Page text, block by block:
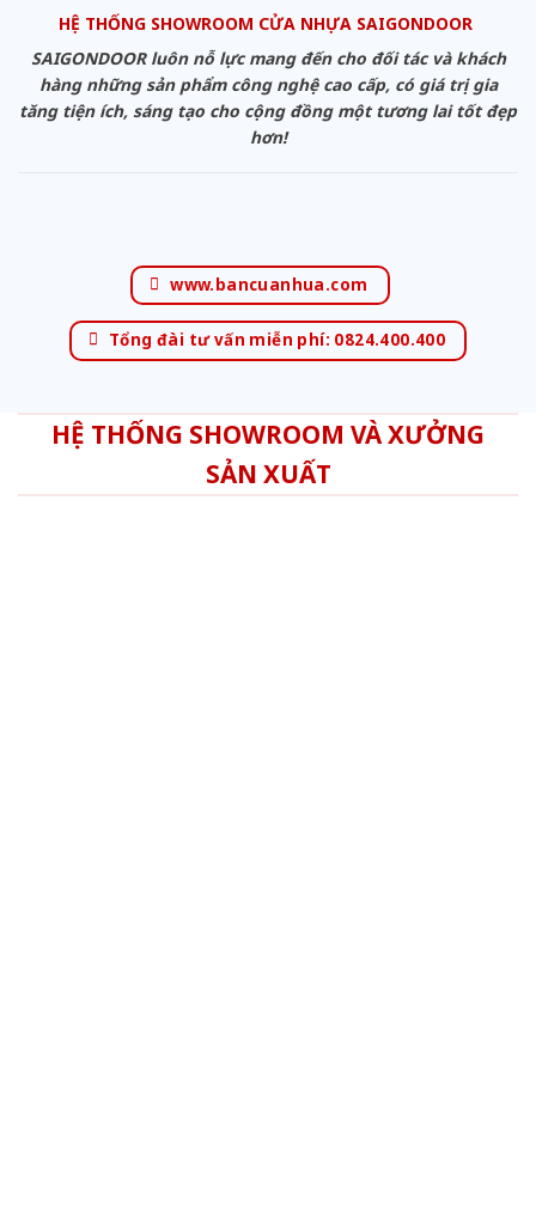
HỆ THỐNG SHOWROOM CỬA NHỰA SAIGONDOOR
SAIGONDOOR luôn nỗ lực mang đến cho đối tác và khách
hàng những sản phẩm công nghệ cao cấp, có giá trị gia
tăng tiện ích, sáng tạo cho cộng đồng một tương lai tốt đẹp
hơn!
www.bancuanhua.com
Tổng đài tư vấn miễn phí: 0824.400.400
HỆ THỐNG SHOWROOM VÀ XƯỞNG
SẢN XUẤT